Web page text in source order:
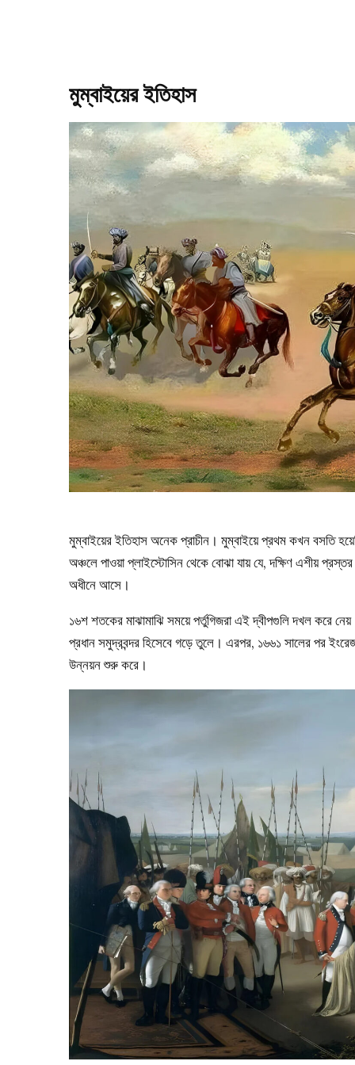
মুম্বাইয়ের ইতিহাস
মুম্বাইয়ের ইতিহাস অনেক প্রাচীন। মুম্বাইয়ে প্রথম কখন বসতি
অঞ্চলে পাওয়া প্লাইস্টোসিন থেকে বোঝা যায় যে, দক্ষিণএশীয়
অধীনে আসে।
১৬শ শতকের মাঝামাঝি সময়ে পর্তুগিজরা এই দ্বীপগুলি দখল করে
প্রধান সমুদ্রবন্দর হিসেবে গড়ে তুলে। এরপর, ১৬৬১ সালের পর
উন্নয়ন শুরু করে।